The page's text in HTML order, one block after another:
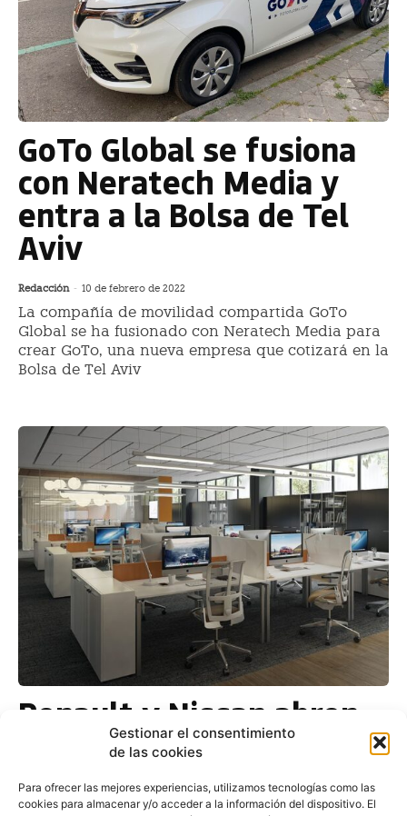
Gestionar el consentimiento
de las cookies
Para ofrecer las mejores experiencias, utilizamos tecnologías como las
cookies para almacenar y/o acceder a la información del dispositivo. El
GoTo Global se fusiona
con Neratech Media y
entra a la Bolsa de Tel
Aviv
Redacción - 10 de febrero de 2022
La compañía de movilidad compartida GoTo
Global se ha fusionado con Neratech Media para
crear GoTo, una nueva empresa que cotizará en la
Bolsa de Tel Aviv
Renault y Nissan abren
un nuevo Alliance
Innovation Lab en Tel-